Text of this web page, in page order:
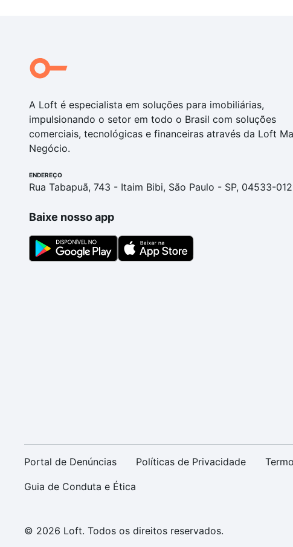
A Loft é especialista em soluções para imobiliárias,
impulsionando o setor em todo o Brasil com soluções
comerciais, tecnológicas e financeiras através da Loft
Negócio.
ENDEREÇO
Rua Tabapuã, 743 - Itaim Bibi, São Paulo - SP, 04533-012
Baixe nosso app
Portal de Denúncias Políticas de Privacidade
Guia de Conduta e Ética
© 2026 Loft. Todos os direitos reservados.